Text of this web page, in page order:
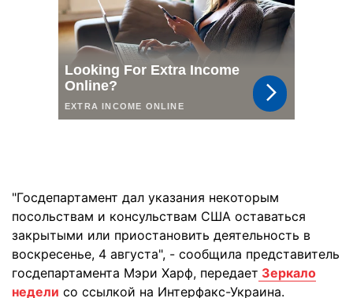
"Госдепартамент дал указания некоторым
посольствам и консульствам США оставаться
закрытыми или приостановить деятельность в
воскресенье, 4 августа", - сообщила представитель
госдепартамента Мэри Харф, передает Зеркало
недели со ссылкой на Интерфакс-Украина.